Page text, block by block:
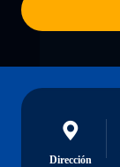
Dirección